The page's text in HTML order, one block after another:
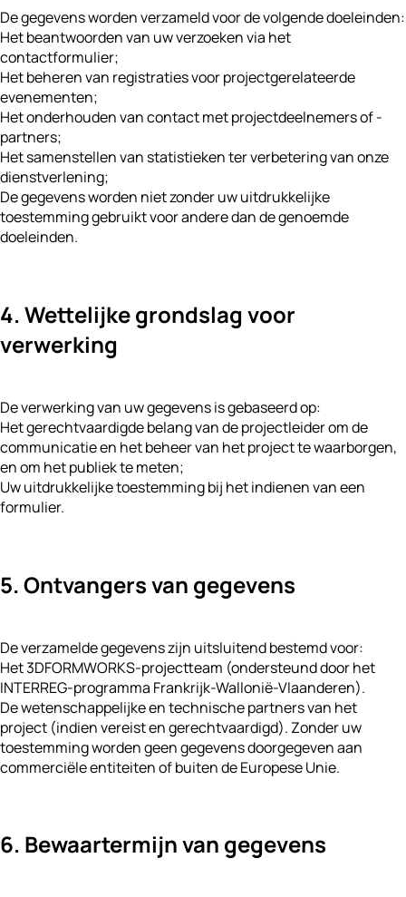
De gegevens worden verzameld voor de volgende doeleinden:
Het beantwoorden van uw verzoeken via het
contactformulier;
Het beheren van registraties voor projectgerelateerde
evenementen;
Het onderhouden van contact met projectdeelnemers of -
partners;
Het samenstellen van statistieken ter verbetering van onze
dienstverlening;
De gegevens worden niet zonder uw uitdrukkelijke
toestemming gebruikt voor andere dan de genoemde
doeleinden.
4. Wettelijke grondslag voor
verwerking
De verwerking van uw gegevens is gebaseerd op:
Het gerechtvaardigde belang van de projectleider om de
communicatie en het beheer van het project te waarborgen,
en om het publiek te meten;
Uw uitdrukkelijke toestemming bij het indienen van een
formulier.
5. Ontvangers van gegevens
De verzamelde gegevens zijn uitsluitend bestemd voor:
Het 3DFORMWORKS-projectteam (ondersteund door het
INTERREG-programma Frankrijk-Wallonië-Vlaanderen).
De wetenschappelijke en technische partners van het
project (indien vereist en gerechtvaardigd). Zonder uw
toestemming worden geen gegevens doorgegeven aan
commerciële entiteiten of buiten de Europese Unie.
6. Bewaartermijn van gegevens